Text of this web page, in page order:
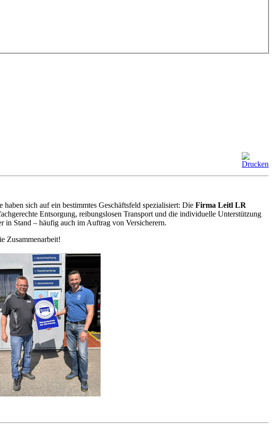
sich auf ein bestimmtes Geschäftsfeld spezialisiert: Die Firma Leitl LR
Entsorgung, reibungslosen Transport und die individuelle Unterstützung
in Stand – häufig auch im Auftrag von Versicherern.
Zusammenarbeit!